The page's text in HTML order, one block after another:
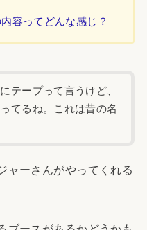
容ってどんな感じ？
テープって言うけど、
てるね。これは昔の名
ャーさんがやってくれる